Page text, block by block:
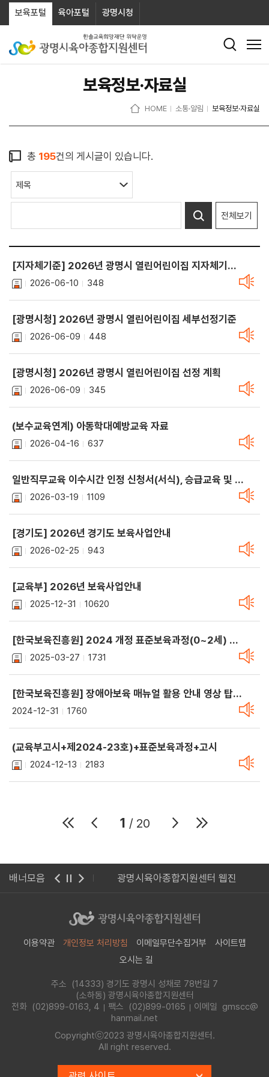
보육포털 육아포털 광명시청
보육정보·자료실
HOME 소통·알림 보육정보·자료실
총 195건의 게시글이 있습니다.
전체보기
[지자체기준] 2026년 광명시 열린어린이집 지자체기준 실적 서식
2026-06-10 348
[광명시청] 2026년 광명시 열린어린이집 세부선정기준
2026-06-09 448
[광명시청] 2026년 광명시 열린어린이집 선정 계획
2026-06-09 345
(보수교육연계) 아동학대예방교육 자료
2026-04-16 637
일반직무교육 이수시간 인정 신청서(서식), 승급교육 및 원장사전직무교육대상자 보수교육 교과목 수강면제 신청서(서식)
2026-03-19 1109
[경기도] 2026년 경기도 보육사업안내
2026-02-25 943
[교육부] 2026년 보육사업안내
2025-12-31 10620
[한국보육진흥원] 2024 개정 표준보육과정(0~2세) 현장지원자료
2025-03-27 1731
[한국보육진흥원] 장애아보육 매뉴얼 활용 안내 영상 탑재(온라인교육)
2024-12-31 1760
(교육부고시+제2024-23호)+표준보육과정+고시
2024-12-13 2183
1 / 20
배너모음
이버 연수원 광명시육아종합지원센터 웹진
이용약관 개인정보 처리방침 이메일무단수집거부
사이트맵
오시는 길
주소 (14333) 경기도 광명시 성채로 78번길 7
(소하동) 광명시육아종합지원센터
전화 (02)899-0163, 4 팩스 (02)899-0165
이메일 gmscc@
hanmail.net
Copyrightⓒ2023 광명시육아종합지원센터.
All right reserved.